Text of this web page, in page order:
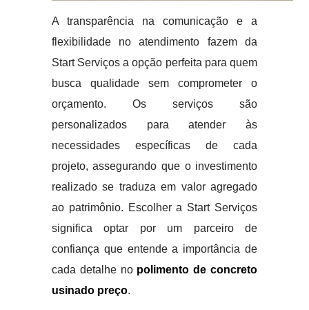
A transparência na comunicação e a
flexibilidade no atendimento fazem da
Start Serviços a opção perfeita para quem
busca qualidade sem comprometer o
orçamento. Os serviços são
personalizados para atender às
necessidades específicas de cada
projeto, assegurando que o investimento
realizado se traduza em valor agregado
ao patrimônio. Escolher a Start Serviços
significa optar por um parceiro de
confiança que entende a importância de
cada detalhe no polimento de concreto
usinado preço.